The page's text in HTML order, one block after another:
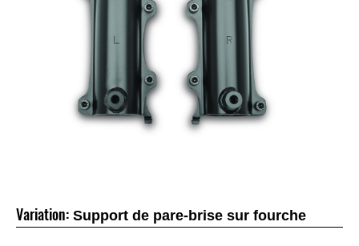
Variation: Support de pare-brise sur fourche